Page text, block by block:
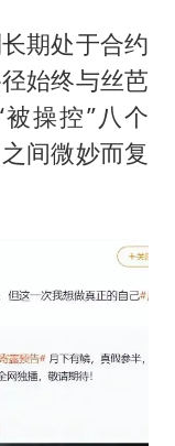
期处于合约
始终与丝芭
操控”八个
间微妙而复